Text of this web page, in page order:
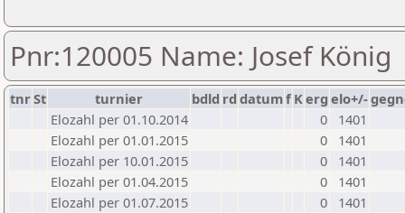
Pnr:120005 Name: Josef König
tnrSt turnier bdld rd datumf Kerg elo+/-
Elozahl per 01.10.2014
0
1401
Elozahl per 01.01.2015
0
1401
Elozahl per 10.01.2015
0
1401
Elozahl per 01.04.2015
0
1401
Elozahl per 01.07.2015
0
1401